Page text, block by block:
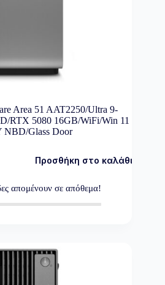
Area 51 AAT2250/Ultra 9-
RTX 5080 16GB/WiFi/Win 11
NBD/Glass Door
Προσθήκη στο καλάθι
απομένουν σε απόθεμα!